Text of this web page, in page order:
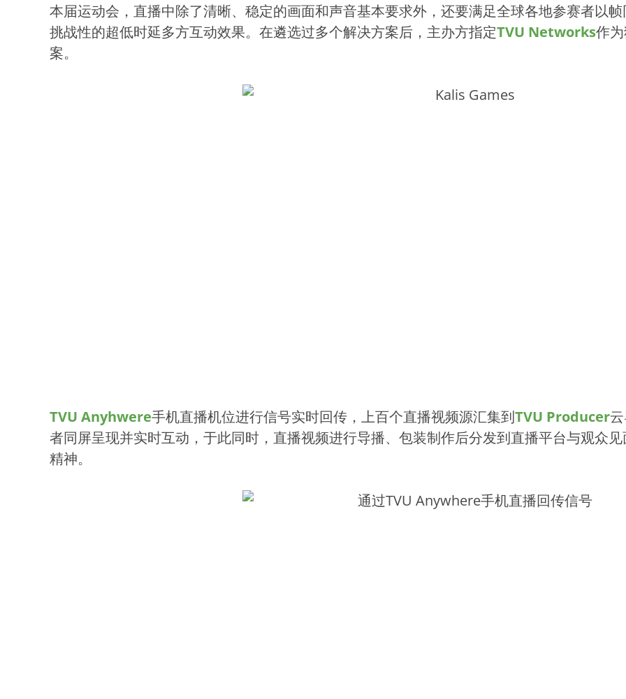
本届运动会，直播中除了清晰、稳定的画面和声音基本要求外，还要满足全球各地参赛者以
挑战性的超低时延多方互动效果。在遴选过多个解决方案后，主办方指定TVU Networks作
案。
TVU Anyhwere手机直播机位进行信号实时回传，上百个直播视频源汇集到TVU Producer
者同屏呈现并实时互动，于此同时，直播视频进行导播、包装制作后分发到直播平台与观众
精神。